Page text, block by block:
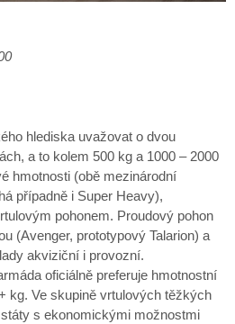
hlediska uvažovat o dvou
a to kolem 500 kg a 1000 – 2000
hmotnosti (obě mezinárodní
případně i Super Heavy),
pohonem. Proudový pohon
(Avenger, prototypový Talarion) a
akviziční i provozní.
oficiálně preferuje hmotnostní
kg. Ve skupině vrtulových těžkých
s ekonomickými možnostmi